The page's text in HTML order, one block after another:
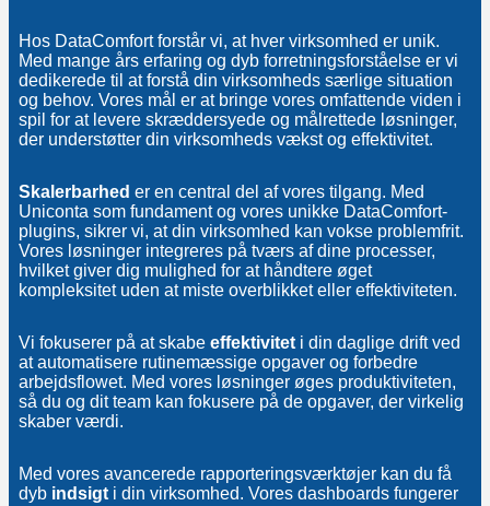
Hos DataComfort forstår vi, at hver virksomhed er unik.
Med mange års erfaring og dyb forretningsforståelse er vi
dedikerede til at forstå din virksomheds særlige situation
og behov. Vores mål er at bringe vores omfattende viden i
spil for at levere skræddersyede og målrettede løsninger,
der understøtter din virksomheds vækst og effektivitet.
Skalerbarhed er en central del af vores tilgang. Med
Uniconta som fundament og vores unikke DataComfort-
plugins, sikrer vi, at din virksomhed kan vokse problemfrit.
Vores løsninger integreres på tværs af dine processer,
hvilket giver dig mulighed for at håndtere øget
kompleksitet uden at miste overblikket eller effektiviteten.
Vi fokuserer på at skabe effektiviteti din daglige drift ved
at automatisere rutinemæssige opgaver og forbedre
arbejdsflowet. Med vores løsninger øges produktiviteten,
så du og dit team kan fokusere på de opgaver, der virkelig
skaber værdi.
Med vores avancerede rapporteringsværktøjer kan du få
dyb indsigti din virksomhed. Vores dashboards fungerer